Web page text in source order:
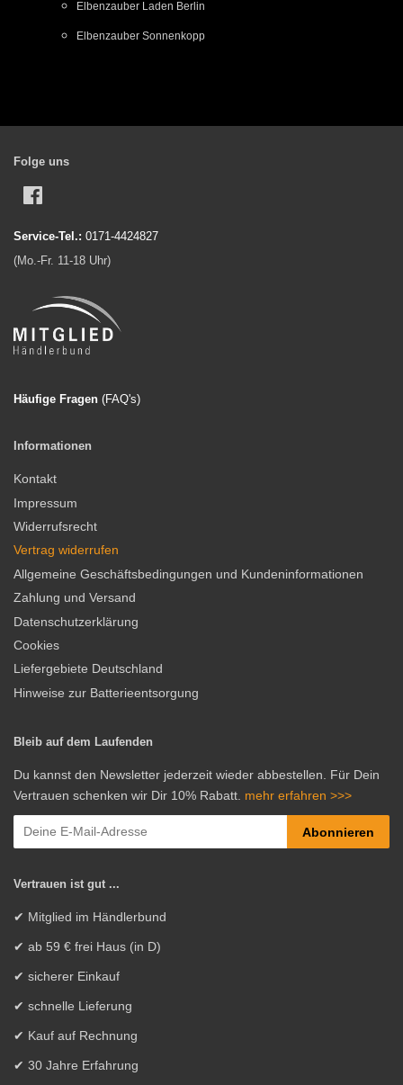
Elbenzauber Laden Berlin
Elbenzauber Sonnenkopp
Folge uns
Service-Tel.: 0171-4424827
(Mo.-Fr. 11-18 Uhr)
Häufige Fragen (FAQ's)
Informationen
Kontakt
Impressum
Widerrufsrecht
Vertrag widerrufen
Allgemeine Geschäftsbedingungen und Kundeninformationen
Zahlung und Versand
Datenschutzerklärung
Cookies
Liefergebiete Deutschland
Hinweise zur Batterieentsorgung
Bleib auf dem Laufenden
Du kannst den Newsletter jederzeit wieder abbestellen. Für Dein
Vertrauen schenken wir Dir 10% Rabatt. mehr erfahren >>>
Abonnieren
Vertrauen ist gut ...
✔ Mitglied im Händlerbund
✔ ab 59 € frei Haus (in D)
✔ sicherer Einkauf
✔ schnelle Lieferung
✔ Kauf auf Rechnung
✔ 30 Jahre Erfahrung